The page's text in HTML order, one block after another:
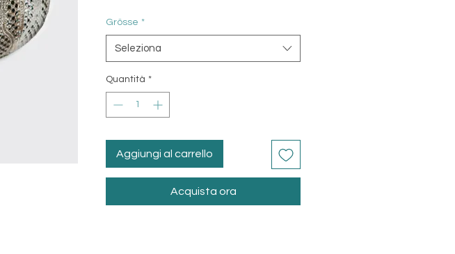
Grösse *
Seleziona
Quantità *
Aggiungi al carrello
Acquista ora